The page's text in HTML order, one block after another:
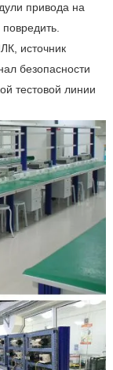
привода на
источник
безопасности
тестовой линии